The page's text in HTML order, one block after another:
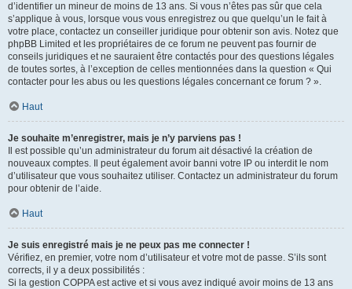
d’identifier un mineur de moins de 13 ans. Si vous n’êtes pas sûr que cela
s’applique à vous, lorsque vous vous enregistrez ou que quelqu’un le fait à
votre place, contactez un conseiller juridique pour obtenir son avis. Notez que
phpBB Limited et les propriétaires de ce forum ne peuvent pas fournir de
conseils juridiques et ne sauraient être contactés pour des questions légales
de toutes sortes, à l’exception de celles mentionnées dans la question « Qui
contacter pour les abus ou les questions légales concernant ce forum ? ».
Haut
Je souhaite m’enregistrer, mais je n’y parviens pas !
Il est possible qu’un administrateur du forum ait désactivé la création de
nouveaux comptes. Il peut également avoir banni votre IP ou interdit le nom
d’utilisateur que vous souhaitez utiliser. Contactez un administrateur du forum
pour obtenir de l’aide.
Haut
Je suis enregistré mais je ne peux pas me connecter !
Vérifiez, en premier, votre nom d’utilisateur et votre mot de passe. S’ils sont
corrects, il y a deux possibilités :
Si la gestion COPPA est active et si vous avez indiqué avoir moins de 13 ans